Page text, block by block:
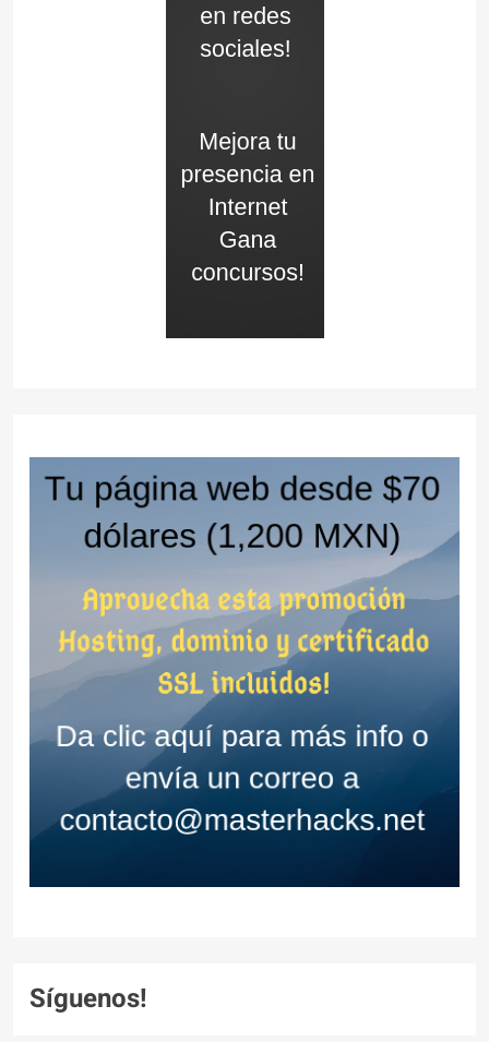
Síguenos!